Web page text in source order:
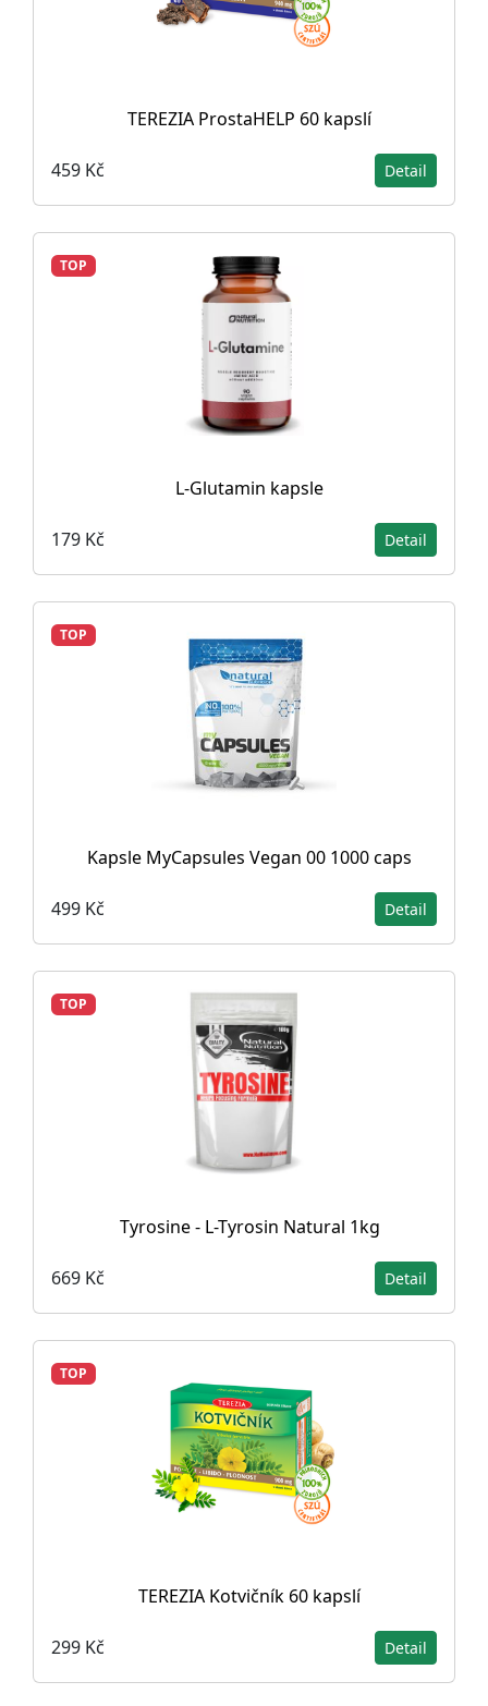
TEREZIA ProstaHELP 60 kapslí
459 Kč Detail
TOP
L-Glutamin kapsle
179 Kč Detail
TOP
Kapsle MyCapsules Vegan 00 1000 caps
499 Kč Detail
TOP
Tyrosine - L-Tyrosin Natural 1kg
669 Kč Detail
TOP
TEREZIA Kotvičník 60 kapslí
299 Kč Detail